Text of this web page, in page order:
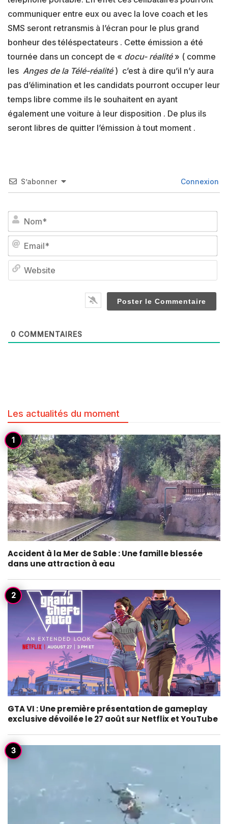
communiquer entre eux ou avec la love coach et les
SMS seront retransmis à l’écran pour le plus grand
bonheur des téléspectateurs . Cette émission a été
tournée dans un concept de « docu- réalité» ( comme
les Anges de la Télé-réalité) c’est à dire qu’il n’y aura
pas d’élimination et les candidats pourront occuper leur
temps libre comme ils le souhaitent en ayant
également une voiture à leur disposition . De plus ils
seront libres de quitter l’émission à tout moment .
S’abonner Connexion
0 COMMENTAIRES
Les actualités du moment
Accident à la Mer de Sable : Une famille blessée
dans une attraction à eau
GTA VI : Une première présentation de gameplay
exclusive dévoilée le 27 août sur Netflix et YouTube